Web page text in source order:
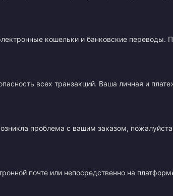
кошельки и банковские переводы.
всех транзакций. Ваша личная и
проблема с вашим заказом,
почте или непосредственно на